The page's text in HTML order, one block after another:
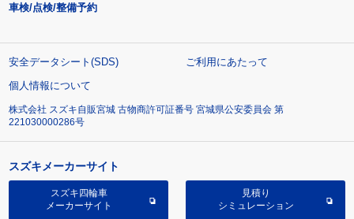
車検/点検/整備予約
安全データシート(SDS)
ご利用にあたって
個人情報について
株式会社 スズキ自販宮城 古物商許可証番号 宮城県公安委員会 第
221030000286号
スズキメーカーサイト
スズキ四輪車
メーカーサイト
見積り
シミュレーション